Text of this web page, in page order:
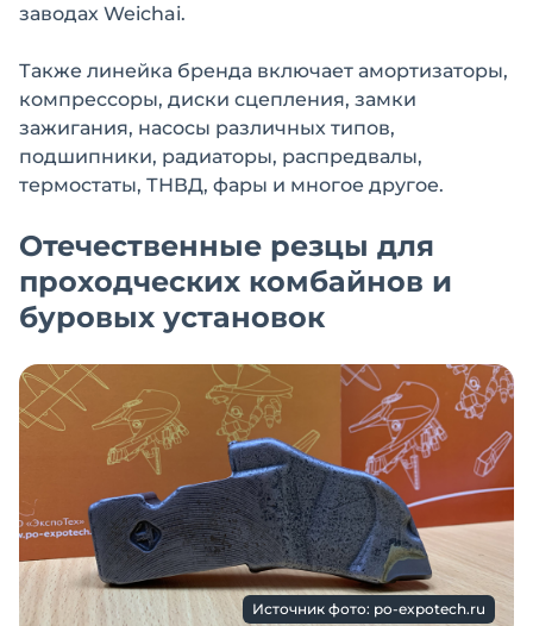
заводах Weichai.
Также линейка бренда включает амортизаторы,
компрессоры, диски сцепления, замки
зажигания, насосы различных типов,
подшипники, радиаторы, распредвалы,
термостаты, ТНВД, фары и многое другое.
Отечественные резцы для
проходческих комбайнов и
буровых установок
Источник фото: po-expotech.ru